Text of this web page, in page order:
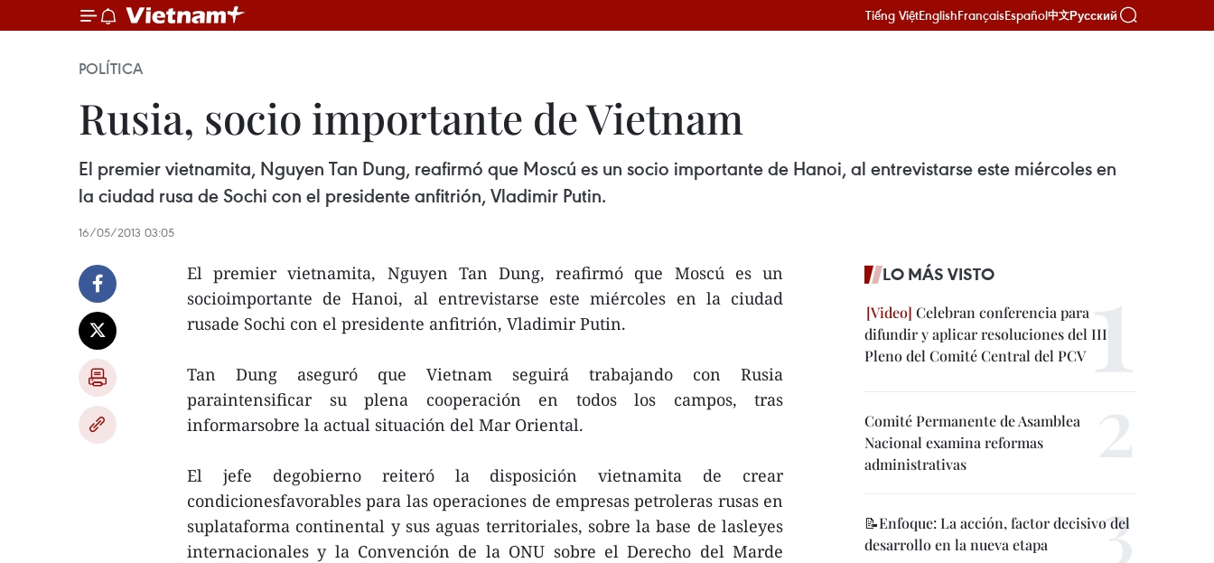
Tiếng ViệtEnglishFrançaisEspañol中文Русский
POLÍTICA
Rusia, socio importante de Vietnam
El premier vietnamita, Nguyen Tan Dung, reafirmó que Moscú es un socio importante de Hanoi, al entrevistarse este miércoles en
la ciudad rusa de Sochi con el presidente anfitrión, Vladimir Putin.
16/05/2013 03:05
El premier vietnamita, Nguyen Tan Dung, reafirmó que Moscú es un
socioimportante de Hanoi, al entrevistarse este miércoles en la ciudad
rusade Sochi con el presidente anfitrión, Vladimir Putin.
Tan Dung aseguró que Vietnam seguirá trabajando con Rusia
paraintensificar su plena cooperación en todos los campos, tras
informarsobre la actual situación del Mar Oriental.
El jefe degobierno reiteró la disposición vietnamita de crear
condicionesfavorables para las operaciones de empresas petroleras rusas en
suplataforma continental y sus aguas territoriales, sobre la base de lasleyes
internacionales y la Convención de la ONU sobre el Derecho del Marde
LO MÁS VISTO
Celebran conferencia para
difundir y aplicar resoluciones del III
Pleno del Comité Central del PCV
Comité Permanente de Asamblea
Nacional examina reformas
administrativas
📝Enfoque: La acción, factor decisivo del
desarrollo en la nueva etapa